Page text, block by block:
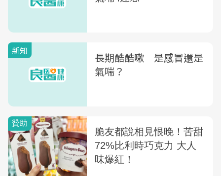
新知
長期酷酷嗽 是感冒還是
氣喘？